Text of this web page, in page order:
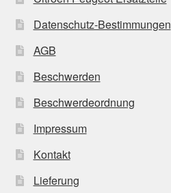
Datenschutz-Bestimmungen
AGB
Beschwerden
Beschwerdeordnung
Impressum
Kontakt
Lieferung